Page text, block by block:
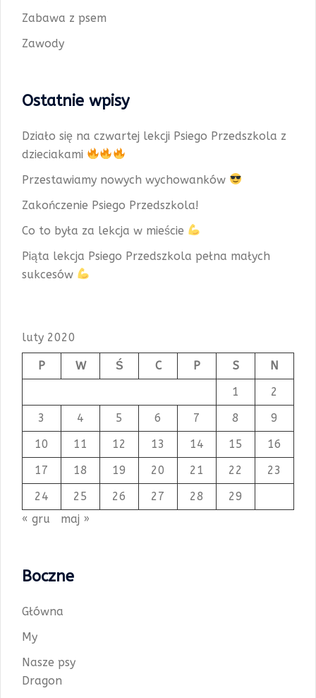
Zabawa z psem
Zawody
Ostatnie wpisy
Działo się na czwartej lekcji Psiego Przedszkola z
dzieciakami
Przestawiamy nowych wychowanków
Zakończenie Psiego Przedszkola!
Co to była za lekcja w mieście
Piąta lekcja Psiego Przedszkola pełna małych
sukcesów
luty 2020
P W Ś C P S
N
1
2
3
4 5 6 7 8
9
10
11 12 13 14 15
16
17
18 19 20 21 22
23
24
25 26 27 28
29
« gru
maj »
Boczne
Główna
My
Nasze psy
Dragon